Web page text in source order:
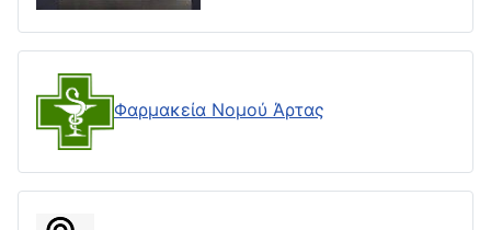
Φαρμακεία Νομού Άρτας